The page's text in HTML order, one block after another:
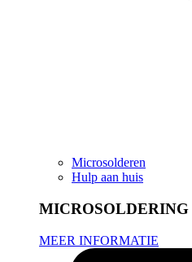
Microsolderen
Hulp aan huis
MICROSOLDERING
MEER INFORMATIE